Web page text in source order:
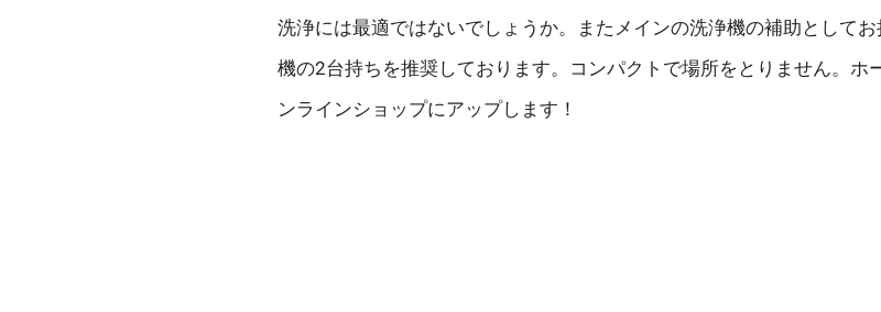
洗浄には最適ではないでしょうか。またメインの洗浄機の補助として
機の2台持ちを推奨しております。コンパクトで場所をとりません。ホ
ンラインショップにアップします！